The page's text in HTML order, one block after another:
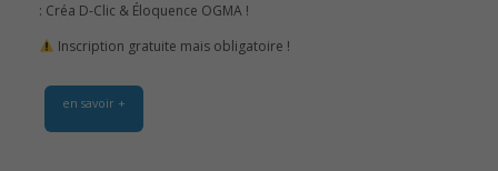
: Créa D-Clic & Éloquence OGMA !
Inscription gratuite mais obligatoire !
en savoir +